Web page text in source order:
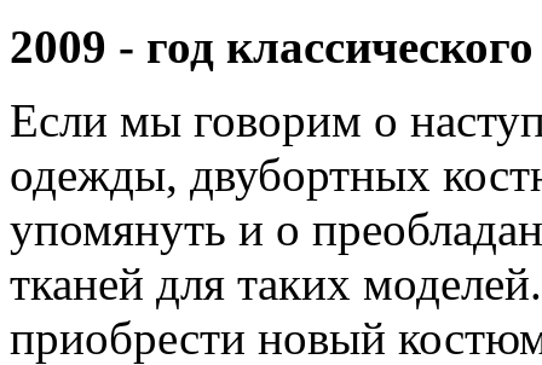
2009 - год
Если мы говорим о
одежды, двубортных
упомянуть и о
тканей для таких
приобрести новый